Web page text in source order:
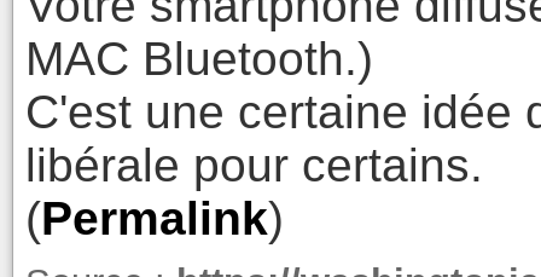
MAC Bluetooth.)
C'est une certaine idée
libérale pour certains.
(Permalink)